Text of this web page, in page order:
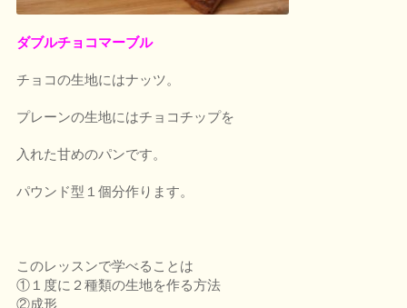
ダブルチョコマーブル
チョコの生地にはナッツ。
プレーンの生地にはチョコチップを
入れた甘めのパンです。
パウンド型１個分作ります。
このレッスンで学べることは
①１度に２種類の生地を作る方法
②成形